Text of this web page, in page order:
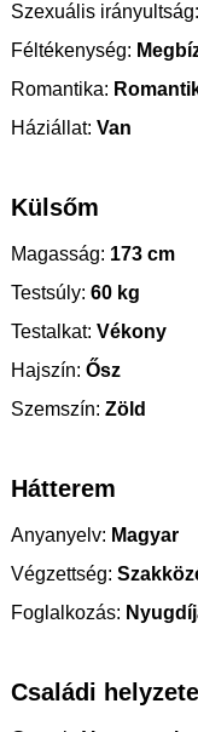
Szexuális irányultság:
Féltékenység:
Romantika:
Háziállat: Van
Külsőm
Magasság: 173 cm
Testsúly: 60 kg
Testalkat: Vékony
Hajszín: Ősz
Szemszín: Zöld
Hátterem
Anyanyelv: Magyar
Végzettség:
Foglalkozás:
Családi